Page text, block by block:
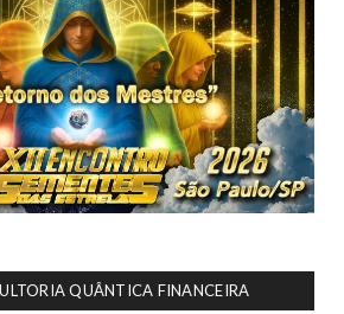
QUÂNTICA FINANCEIRA